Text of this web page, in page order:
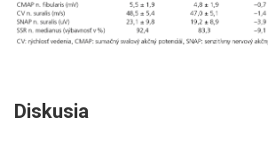
Diskusia